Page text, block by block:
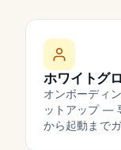
ホワイトグ
オンボーディ
ットアップ —
から起動までガ